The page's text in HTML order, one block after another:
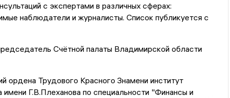
с экспертами в различных сферах:
наблюдатели и журналисты. Список публикуется с
Счётной палаты Владимирской области
ордена Трудового Красного Знамени институт
имени Г.В.Плеханова по специальности "Финансы и